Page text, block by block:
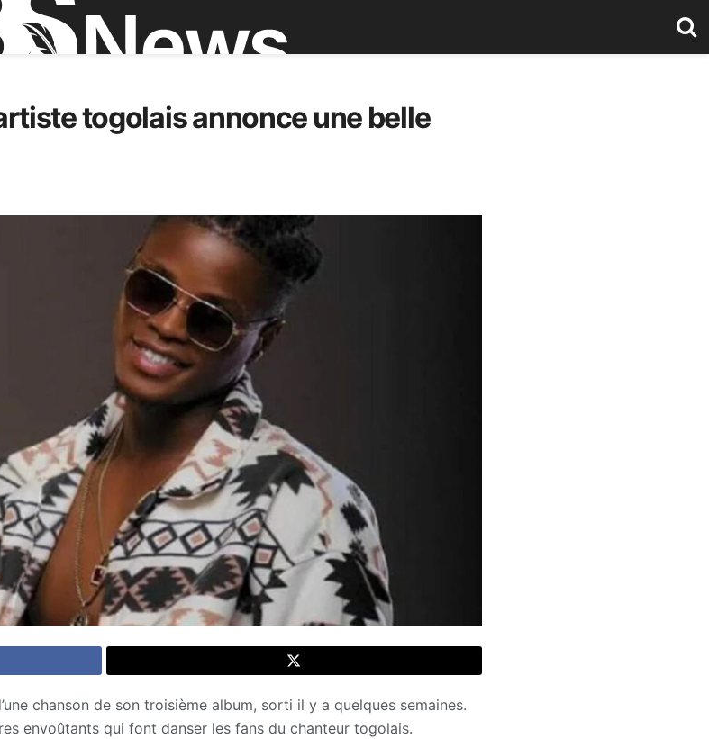
togolais annonce une belle
chanson de son troisième album, sorti il y a quelques semaines.
envoûtants qui font danser les fans du chanteur togolais.